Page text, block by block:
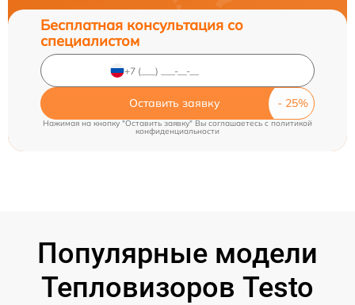
Бесплатная консультация со
специалистом
Оставить заявку
Нажимая на кнопку "Оставить заявку" Вы соглашаетесь cполитикой
конфиденциальности
Популярные модели
Тепловизоров Testo